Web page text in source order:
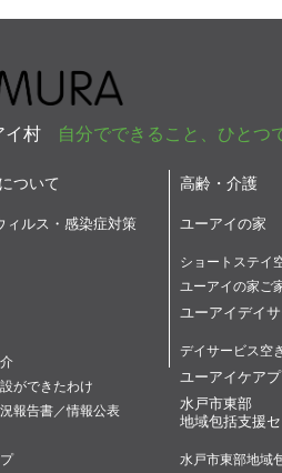
イ村 自分でできること、ひとつ
ついて
ィルス・感染症対策
ができたわけ
報告書／情報公表
高齢・介護
ユーアイの家
ショートステイ
ユーアイの家ご
ユーアイデイ
デイサービス空
ユーアイケア
水戸市東部
地域包括支援
水戸市東部地域